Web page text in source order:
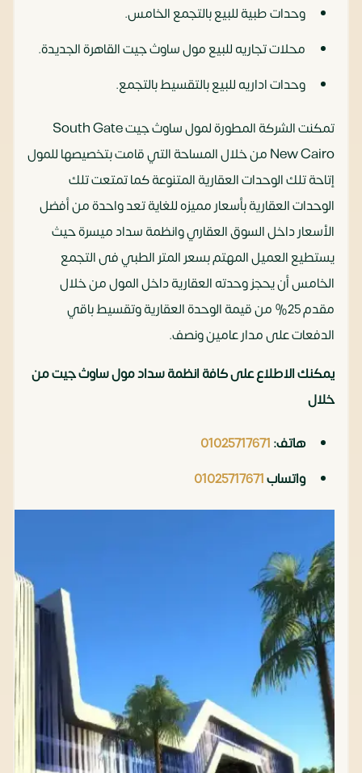
وحدات طبية للبيع بالتجمع الخامس.
محلات تجاريه للبيع مول ساوث جيت القاهرة الجديدة.
وحدات اداريه للبيع بالتقسيط بالتجمع.
تمكنت الشركة المطورة لمول ساوث جيت South Gate
New Cairo من خلال المساحة التي قامت بتخصيصها للمول
إتاحة تلك الوحدات العقارية المتنوعة كما تمتعت تلك
الوحدات العقارية بأسعار مميزه للغاية تعد واحدة من أفضل
الأسعار داخل السوق العقاري وانظمة سداد ميسرة حيث
يستطيع العميل المهتم بسعر المتر الطبي فى التجمع
الخامس أن يحجز وحدته العقارية داخل المول من خلال
مقدم 25% من قيمة الوحدة العقارية وتقسيط باقي
الدفعات على مدار عامين ونصف.
يمكنك الاطلاع على كافة انظمة سداد مول ساوث جيت من
خلال
هاتف:01025717671
واتساب01025717671